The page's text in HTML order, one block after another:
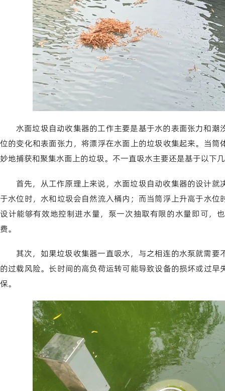
水面垃圾自动收集器的工作主要是基于水的表面张力和
位的变化和表面张力，将漂浮在水面上的垃圾收集起来。当
妙地捕获和聚集水面上的垃圾。不一直吸水主要还是基于以下
首先，从工作原理上来说，水面垃圾自动收集器的设计
于水位时，水和垃圾会自然流入桶内；而当筒浮上升高于水
设计能够有效地控制进水量，泵一次抽取有限的水量即可，
费。
其次，如果垃圾收集器一直吸水，与之相连的水泵就需
的过载风险。长时间的高负荷运转可能导致设备的损坏或过
保。